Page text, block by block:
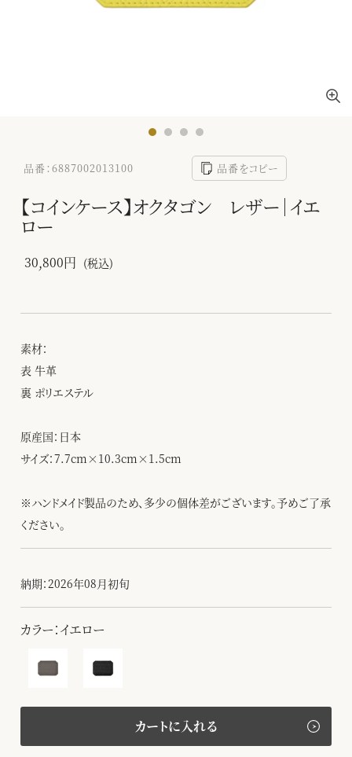
品番：6887002013100 品番をコピー
【コインケース】オクタゴン レザー｜イエ
ロー
30,800円 (税込)
素材：
表 牛革
裏 ポリエステル
原産国：日本
サイズ：7.7cm×10.3cm×1.5cm
※ハンドメイド製品のため、多少の個体差がございます。予めご了承
ください。
納期：2026年08月初旬
カラー：イエロー
カートに入れる